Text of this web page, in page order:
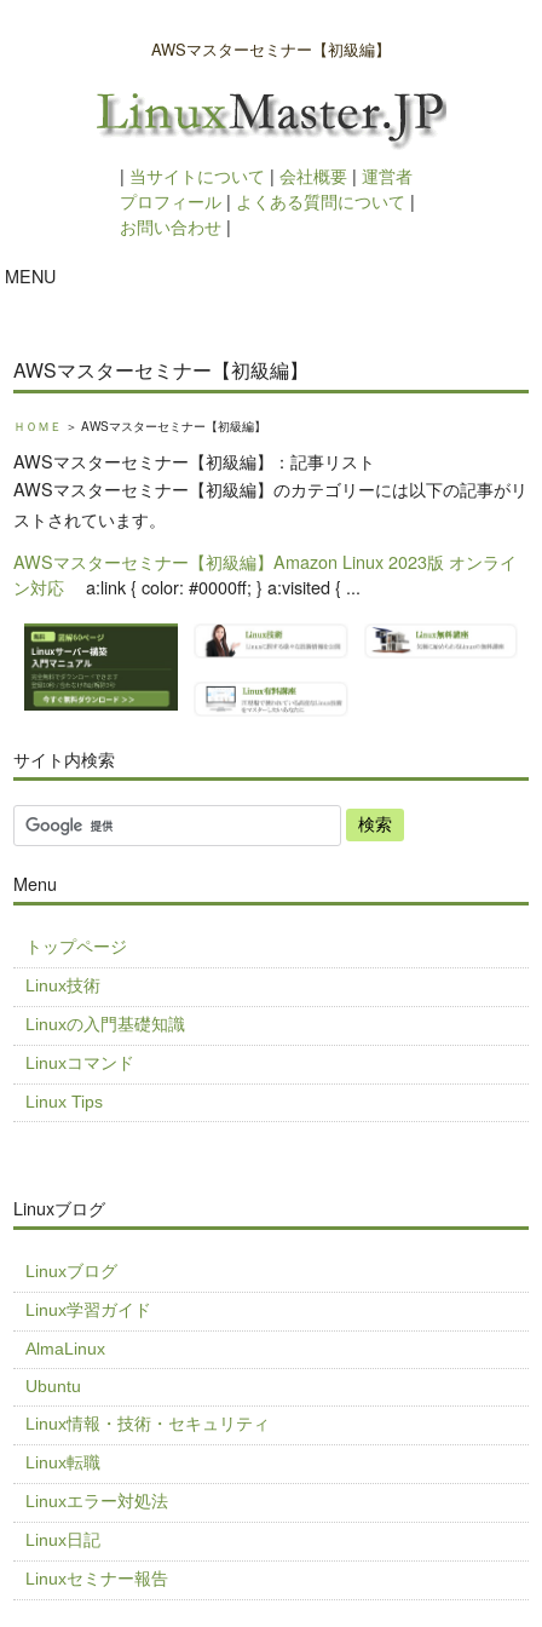
AWSマスターセミナー【初級編】
| 当サイトについて | 会社概要| 運営者
プロフィール| よくある質問について |
お問い合わせ|
MENU
AWSマスターセミナー【初級編】
ＨＯＭＥ ＞ AWSマスターセミナー【初級編】
AWSマスターセミナー【初級編】：記事リスト
AWSマスターセミナー【初級編】のカテゴリーには以下の記事がリ
ストされています。
AWSマスターセミナー【初級編】Amazon Linux 2023版 オンライ
ン対応 a:link { color: #0000ff; } a:visited { ...
サイト内検索
Menu
トップページ
Linux技術
Linuxの入門基礎知識
Linuxコマンド
Linux Tips
Linuxブログ
Linuxブログ
Linux学習ガイド
AlmaLinux
Ubuntu
Linux情報・技術・セキュリティ
Linux転職
Linuxエラー対処法
Linux日記
Linuxセミナー報告